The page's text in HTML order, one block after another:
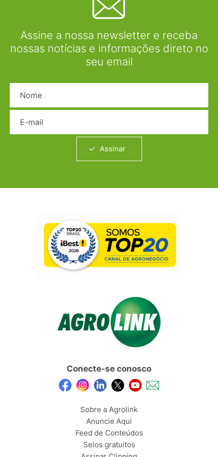
Assine a nossa newsletter e receba
nossas notícias e informações direto no
seu email
Assinar
Conecte-se conosco
Sobre a Agrolink
Anuncie Aqui
Feed de Conteúdos
Selos gratuitos